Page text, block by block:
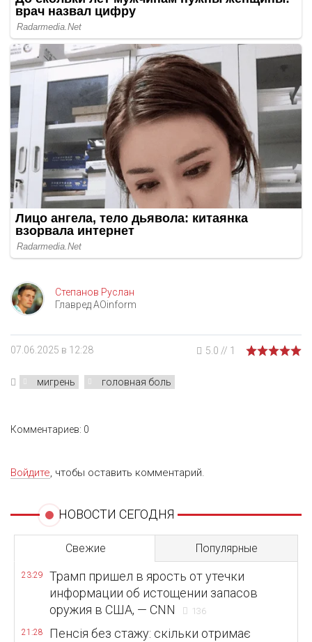
Степанов Руслан
Главред AOinform
07.06.2025 в 12:28 5.0 // 1
мигрень головная боль
Комментариев: 0
Войдите, чтобы оставить комментарий.
НОВОСТИ СЕГОДНЯ
Свежие Популярные
23:29
Трамп пришел в ярость от утечки
информации об истощении запасов
оружия в США, — CNN
136
21:28
Пенсія без стажу: скільки отримає